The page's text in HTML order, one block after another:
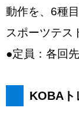
動作を、6種
スポーツテス
●定員：各回
KOBAト